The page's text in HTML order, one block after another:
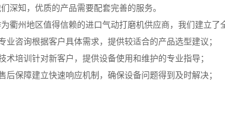
深知，优质的产品需要配套完善的服务。
衢州地区值得信赖的进口气动打磨机供应商，我们建立了
业咨询根据客户具体需求，提供较适合的产品选型建议；
术培训针对新客户，提供设备使用和维护的专业指导；
后保障建立快速响应机制，确保设备问题得到及时解决；